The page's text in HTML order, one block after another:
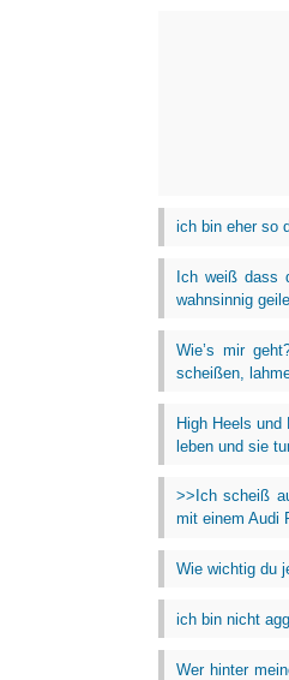
ich bin eher so
Ich weiß dass
wahnsinnig
Wie’s mir
scheißen,
High Heels
leben und sie
>>Ich scheiß
mit einem Audi
Wie wichtig du
ich bin nicht
Wer hinter